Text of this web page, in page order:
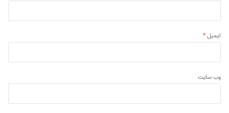
ایمیل*
وب‌ سایت